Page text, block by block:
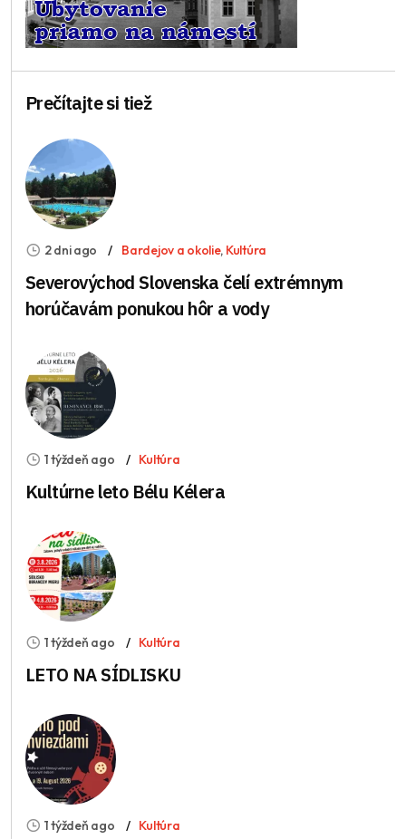
Prečítajte si tiež
2 dni ago Bardejov a okolie, Kultúra
Severovýchod Slovenska čelí extrémnym
horúčavám ponukou hôr a vody
1 týždeň ago Kultúra
Kultúrne leto Bélu Kélera
1 týždeň ago Kultúra
LETO NA SÍDLISKU
1 týždeň ago Kultúra